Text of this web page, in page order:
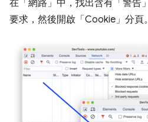
在「網路」 中，找出含有「警告」
要求，然後開啟「Cookie」 分頁。